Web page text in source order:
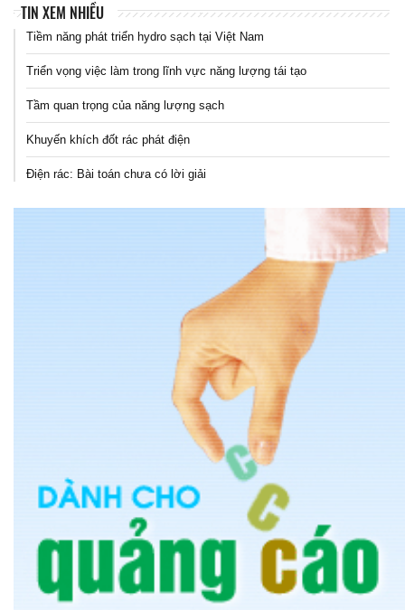
TIN XEM NHIỀU
Tiềm năng phát triển hydro sạch tại Việt Nam
Triển vọng việc làm trong lĩnh vực năng lượng tái tạo
Tầm quan trọng của năng lượng sạch
Khuyến khích đốt rác phát điện
Điện rác: Bài toán chưa có lời giải